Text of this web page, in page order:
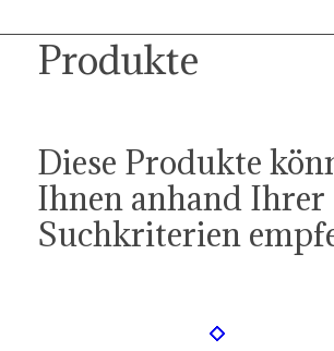
Produkte
Diese Produkte
Ihnen anhand Ihrer
Suchkriterien